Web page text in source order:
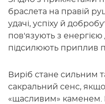
браслета на правій
удачі, успіху й
пов'язують з енергією
підсилюють приплив
Виріб стане сильним
сакральний сенс,
«щасливим» каменем.